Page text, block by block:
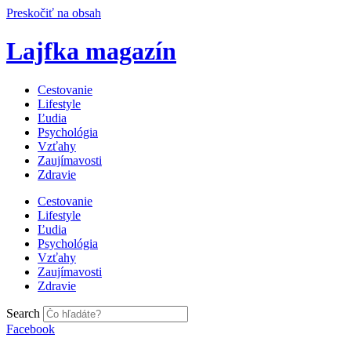
Preskočiť na obsah
Lajfka magazín
Cestovanie
Lifestyle
Ľudia
Psychológia
Vzťahy
Zaujímavosti
Zdravie
Cestovanie
Lifestyle
Ľudia
Psychológia
Vzťahy
Zaujímavosti
Zdravie
Search
Facebook